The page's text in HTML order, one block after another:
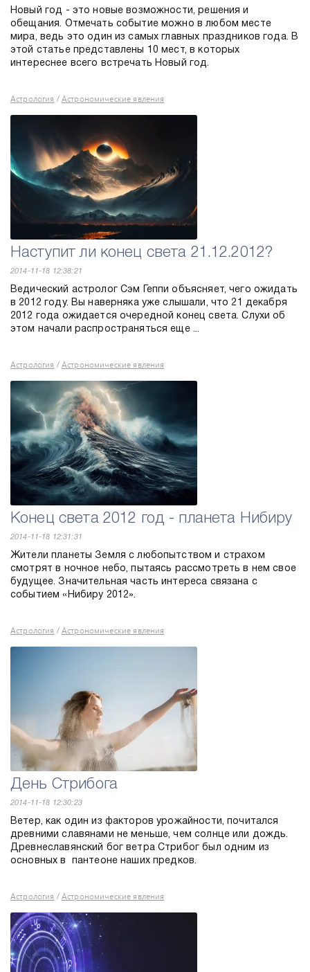
Новый год - это новые возможности, решения и
обещания. Отмечать событие можно в любом месте
мира, ведь это один из самых главных праздников года. В
этой статье представлены 10 мест, в которых
интереснее всего встречать Новый год.
Астрология / Астрономические явления
Наступит ли конец света 21.12.2012?
2014-11-18 12:38:21
Ведический астролог Сэм Геппи объясняет, чего ожидать
в 2012 году. Вы наверняка уже слышали, что 21 декабря
2012 года ожидается очередной конец света. Слухи об
этом начали распространяться еще ...
Астрология / Астрономические явления
Конец света 2012 год - планета Нибиру
2014-11-18 12:31:31
Жители планеты Земля с любопытством и страхом
смотрят в ночное небо, пытаясь рассмотреть в нем свое
будущее. Значительная часть интереса связана с
событием «Нибиру 2012».
Астрология / Астрономические явления
День Стрибога
2014-11-18 12:30:23
Ветер, как один из факторов урожайности, почитался
древними славянами не меньше, чем солнце или дождь.
Древнеславянский бог ветра Стрибог был одним из
основных в пантеоне наших предков.
Астрология / Астрономические явления